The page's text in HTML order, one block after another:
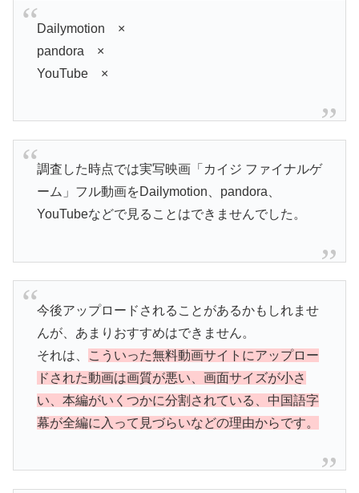
Dailymotion ×
pandora ×
YouTube ×
調査した時点では実写映画「カイジ ファイナルゲ
ーム」フル動画をDailymotion、pandora、
YouTubeなどで見ることはできませんでした。
今後アップロードされることがあるかもしれませ
んが、あまりおすすめはできません。
それは、
こういった無料動画サイトにアップロー
ドされた動画は画質が悪い、画面サイズが小さ
い、本編がいくつかに分割されている、中国語字
幕が全編に入って見づらいなどの理由からです。